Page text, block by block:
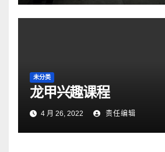
未分类
龙甲兴趣课程
4 月 26, 2022 责任编辑